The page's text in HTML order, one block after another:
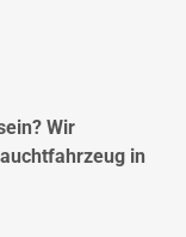
Wir
in